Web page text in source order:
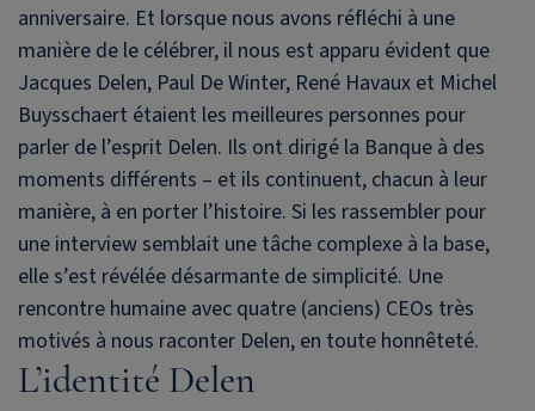
anniversaire. Et lorsque nous avons réfléchi à une
manière de le célébrer, il nous est apparu évident que
Jacques Delen, Paul De Winter, René Havaux et Michel
Buysschaert étaient les meilleures personnes pour
parler de l’esprit Delen. Ils ont dirigé la Banque à des
moments différents – et ils continuent, chacun à leur
manière, à en porter l’histoire. Si les rassembler pour
une interview semblait une tâche complexe à la base,
elle s’est révélée désarmante de simplicité. Une
rencontre humaine avec quatre (anciens) CEOs très
motivés à nous raconter Delen, en toute honnêteté.
L’identité Delen